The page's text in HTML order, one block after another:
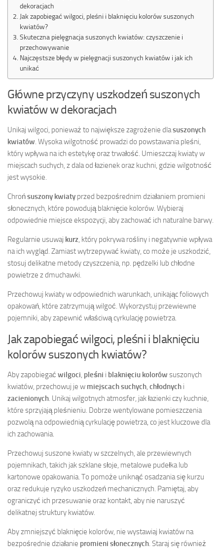
dekoracjach
Jak zapobiegać wilgoci, pleśni i blaknięciu kolorów suszonych
kwiatów?
Skuteczna pielęgnacja suszonych kwiatów: czyszczenie i
przechowywanie
Najczęstsze błędy w pielęgnacji suszonych kwiatów i jak ich
unikać
Główne przyczyny uszkodzeń suszonych
kwiatów w dekoracjach
Unikaj wilgoci, ponieważ to największe zagrożenie dlasuszonych
kwiatów . Wysoka wilgotność prowadzi do powstawania pleśni,
który wpływa na ich estetykę oraz trwałość. Umieszczaj kwiaty w
miejscach suchych, z dala od łazienek oraz kuchni, gdzie wilgotność
jest wysokie.
Chrońsuszony kwiaty przed bezpośrednim działaniem promieni
słonecznych, które powodują blaknięcie kolorów. Wybieraj
odpowiednie miejsce ekspozycji, aby zachować ich naturalne barwy.
Regularnie usuwaj kurz , który pokrywa rośliny i negatywnie wpływa
na ich wygląd. Zamiast wytrzepywać kwiaty, co może je uszkodzić,
stosuj delikatne metody czyszczenia, np. pędzelki lub chłodne
powietrze z dmuchawki.
Przechowuj kwiaty w odpowiednich warunkach, unikając foliowych
opakowań, które zatrzymują wilgoć. Wykorzystuj przewiewne
pojemniki, aby zapewnić właściwą cyrkulację powietrza.
Jak zapobiegać wilgoci, pleśni i blaknięciu
kolorów suszonych kwiatów?
Aby zapobiegać wilgoci pleśni i blaknięciu kolorów suszonych
kwiatów, przechowuj je w miejscach suchych chłodnych i
zacienionych . Unikaj wilgotnych atmosfer, jak łazienki czy kuchnie,
które sprzyjają pleśnieniu. Dobrze wentylowane pomieszczenia
pozwolą na odpowiednią cyrkulację powietrza, co jest kluczowe dla
ich zachowania.
Przechowuj suszone kwiaty w szczelnych, ale przewiewnych
pojemnikach, takich jak szklane słoje, metalowe pudełka lub
kartonowe opakowania. To pomoże uniknąć osadzania się kurzu
oraz redukuje ryzyko uszkodzeń mechanicznych. Pamiętaj, aby
ograniczyć ich przesuwanie oraz kontakt, aby nie naruszyć
delikatnej struktury kwiatów.
Aby zmniejszyć blaknięcie kolorów, nie wystawiaj kwiatów na
bezpośrednie działanie promieni słonecznych . Staraj się również